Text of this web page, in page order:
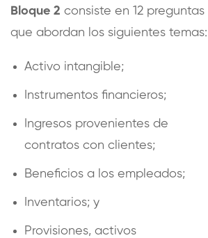
Bloque 2 consiste en 12 preguntas
que abordan los siguientes temas:
Activo intangible;
Instrumentos financieros;
Ingresos provenientes de
contratos con clientes;
Beneficios a los empleados;
Inventarios; y
Provisiones, activos